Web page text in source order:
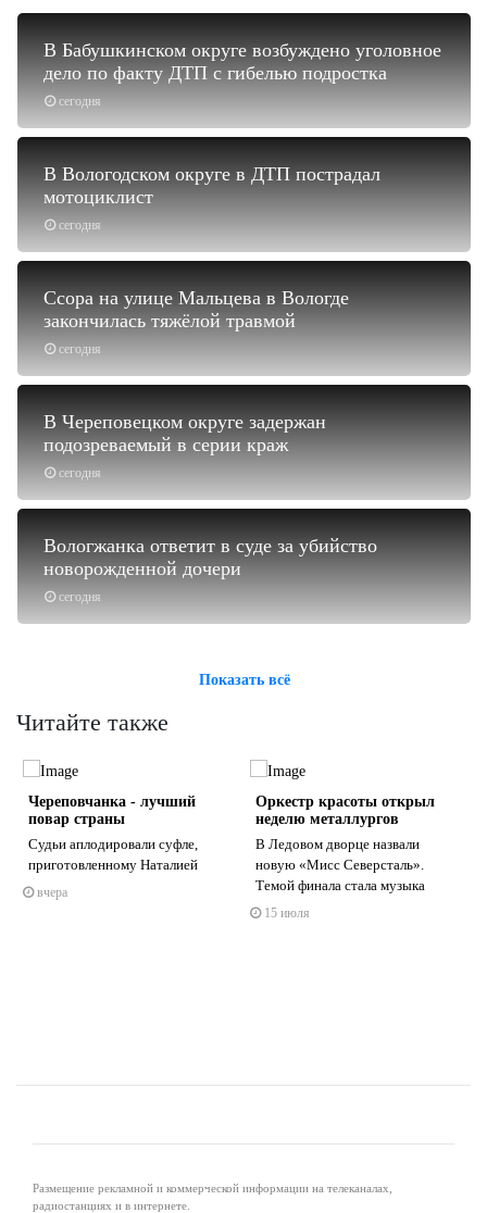
сегодня
В Бабушкинском округе возбуждено уголовное
дело по факту ДТП с гибелью подростка
сегодня
В Вологодском округе в ДТП пострадал
мотоциклист
сегодня
Ссора на улице Мальцева в Вологде
закончилась тяжёлой травмой
сегодня
В Череповецком округе задержан
подозреваемый в серии краж
сегодня
Вологжанка ответит в суде за убийство
новорожденной дочери
Показать всё
Читайте также
Череповчанка - лучший
повар страны
Судьи аплодировали суфле,
приготовленному Наталией
вчера
Оркестр красоты открыл
неделю металлургов
В Ледовом дворце назвали
новую «Мисс Северсталь».
Темой финала стала музыка
15 июля
Размещение рекламной и коммерческой информации на телеканалах,
радиостанциях и в интернете.